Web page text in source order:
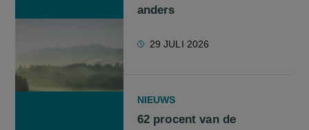
anders
29 JULI 2026
NIEUWS
62 procent van de